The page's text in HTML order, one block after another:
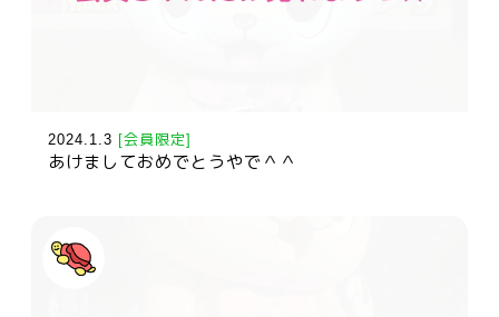
2024.1.3 [会員限定]
あけましておめでとうやで＾＾